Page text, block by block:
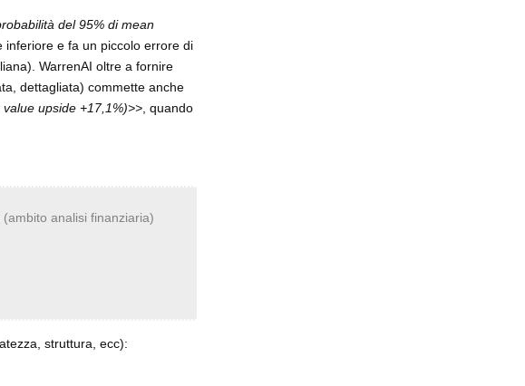
del 95% di mean
inferiore e fa un piccolo errore di
WarrenAI oltre a fornire
dettagliata) commette anche
upside +17,1%)>>, quando
analisi finanziaria)
struttura, ecc):